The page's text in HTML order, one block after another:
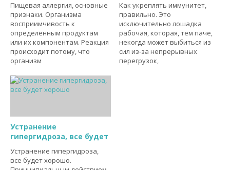
Пищевая аллергия, основные
признаки. Организма
восприимчивость к
определённым продуктам
или их компонентам. Реакция
происходит потому, что
организм
Как укреплять иммунитет,
правильно. Это
исключительно лошадка
рабочая, которая, тем паче,
некогда может выбиться из
сил из-за непрерывных
перегрузок,
Устранение
гипергидроза, все будет
Устранение гипергидроза,
все будет хорошо.